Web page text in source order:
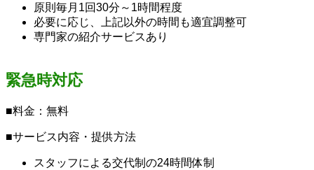
原則毎月1回30分～1時間程度
必要に応じ、上記以外の時間も適宜調整可
専門家の紹介サービスあり
緊急時対応
■料金：無料
■サービス内容・提供方法
スタッフによる交代制の24時間体制